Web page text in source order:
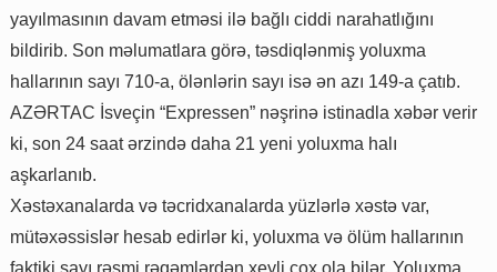
yayılmasının davam etməsi ilə bağlı ciddi narahatlığını
bildirib. Son məlumatlara görə, təsdiqlənmiş yoluxma
hallarının sayı 710-a, ölənlərin sayı isə ən azı 149-a çatıb.
AZƏRTAC İsveçin “Expressen” nəşrinə istinadla xəbər verir
ki, son 24 saat ərzində daha 21 yeni yoluxma halı
aşkarlanıb.
Xəstəxanalarda və təcridxanalarda yüzlərlə xəstə var,
mütəxəssislər hesab edirlər ki, yoluxma və ölüm hallarının